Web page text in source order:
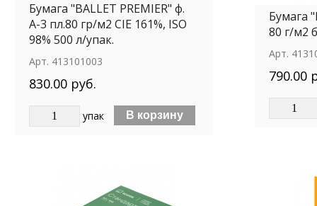
Бумага "BALLET PREMIER" ф.
А-3 пл.80 гр/м2 CIE 161%, ISO
98% 500 л/упак.
Арт. 413101003
830.00 руб.
упак
Бумага
80 г/м2
Арт.
790.00